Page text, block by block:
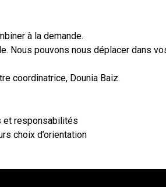
à la demande.
Nous pouvons nous déplacer dans
coordinatrice, Dounia Baiz.
et responsabilités
choix d’orientation